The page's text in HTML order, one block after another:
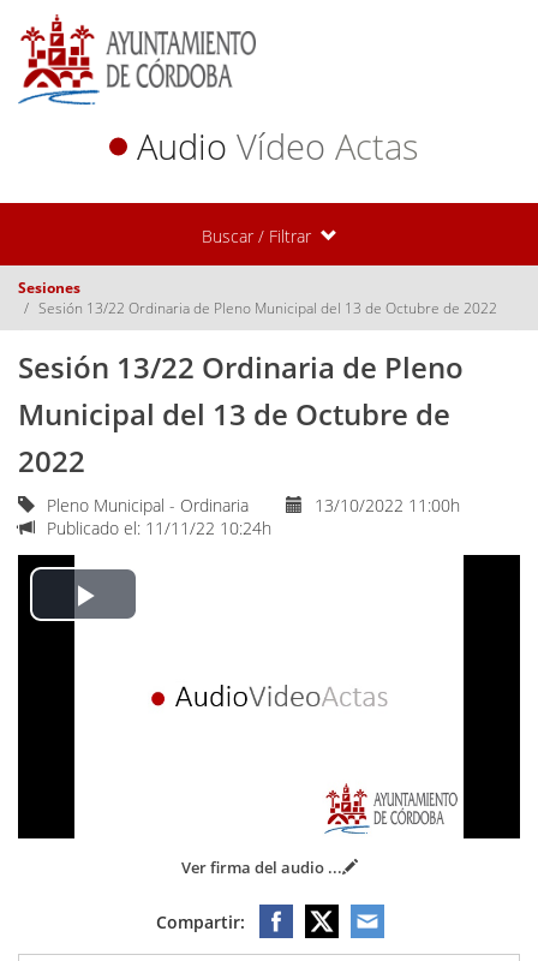
Audio Vídeo Actas
Buscar / Filtrar
Sesiones
Sesión 13/22 Ordinaria de Pleno Municipal del 13 de Octubre de 2022
Sesión 13/22 Ordinaria de Pleno
Municipal del 13 de Octubre de
2022
Pleno Municipal - Ordinaria
13/10/2022 11:00h
Publicado el: 11/11/22 10:24h
Play
Ver firma del audio ...
Compartir: